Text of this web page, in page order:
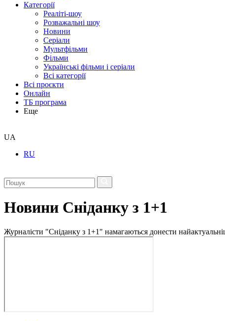
Категорії
Реаліті-шоу
Розважальні шоу
Новини
Серіали
Мультфільми
Фільми
Українські фільми і серіали
Всі категорії
Всі проєкти
Онлайн
ТБ програма
Еще
UA
RU
Новини Сніданку з 1+1
Журналісти "Сніданку з 1+1" намагаються донести